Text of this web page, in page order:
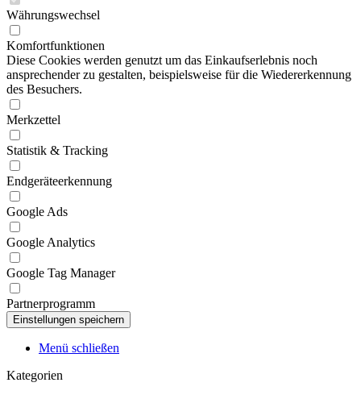
Währungswechsel
Komfortfunktionen
Diese Cookies werden genutzt um das Einkaufserlebnis noch
ansprechender zu gestalten, beispielsweise für die Wiedererkennung
des Besuchers.
Merkzettel
Statistik & Tracking
Endgeräteerkennung
Google Ads
Google Analytics
Google Tag Manager
Partnerprogramm
Menü schließen
Kategorien